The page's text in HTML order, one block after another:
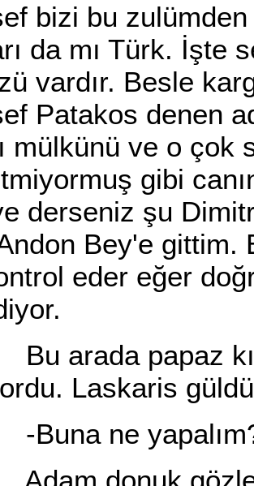
bizi bu
da mı Türk. İşte
vardır. Besle
Patakos denen
mülkünü ve o çok
gibi
derseniz şu
Bey'e gittim.
eder eğer
papaz
Laskaris
ne